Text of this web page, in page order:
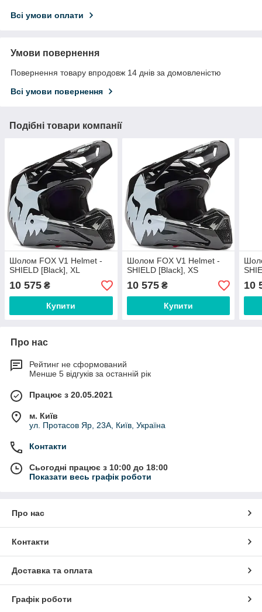
Всі умови оплати
Умови повернення
Повернення товару впродовж 14 днів за домовленістю
Всі умови повернення
Подібні товари компанії
Шолом FOX V1 Helmet -
SHIELD [Black], XL
10 575 ₴
Купити
Шолом FOX V1 Helmet -
SHIELD [Black], XS
10 575₴
Купити
10
Про нас
Рейтинг не сформований
Менше 5 відгуків за останній рік
Працює з 20.05.2021
м. Київ
ул. Протасов Яр, 23А, Київ, Україна
Контакти
Сьогодні працює з 10:00 до 18:00
Показати весь графік роботи
Про нас
Контакти
Доставка та оплата
Графік роботи